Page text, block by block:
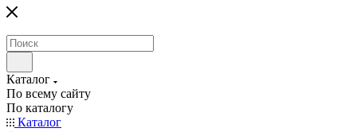
Каталог
По всему сайту
По каталогу
Каталог